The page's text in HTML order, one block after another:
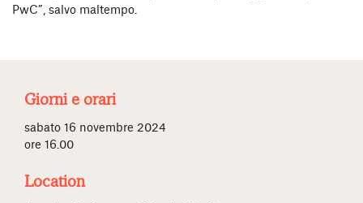
PwC”, salvo maltempo.
Giorni e orari
sabato 16 novembre 2024
ore 16.00
Location